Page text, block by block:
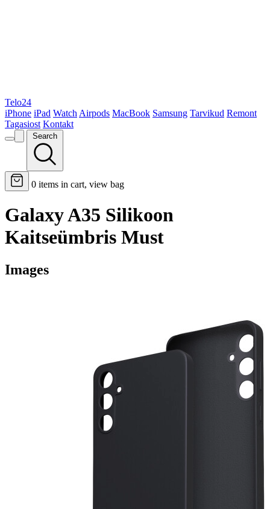
Telo24
iPhone iPad Watch Airpods MacBook Samsung Tarvikud Remont
Tagasiost Kontakt
Search
0 items in cart, view bag
Galaxy A35 Silikoon
Kaitseümbris Must
Images